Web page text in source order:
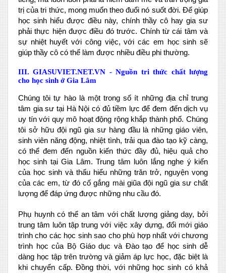
trị của tri thức, mong muốn theo đuổi nó suốt đời. Để giúp
học sinh hiểu được điều này, chính thầy cô hay gia sư
phải thực hiện được điều đó trước. Chính từ cái tâm và
sự nhiệt huyết với công việc, với các em học sinh sẽ
giúp thầy cô có thể làm được nhiều điều phi thường.
III. GIASUVIET.NET.VN - Nguồn tri thức chất lượng
cho học sinh ở Gia Lâm
Chúng tôi tự hào là một trong số ít những địa chỉ trung
tâm gia sư tại Hà Nội có đủ tiềm lực để đem đến dịch vụ
uy tín với quy mô hoạt động rộng khắp thành phố. Chúng
tôi sở hữu đội ngũ gia sư hàng đầu là những giáo viên,
sinh viên năng động, nhiệt tình, trải qua đào tạo kỹ càng,
có thể đem đến nguồn kiến thức đầy đủ, hiệu quả cho
học sinh tại Gia Lâm. Trung tâm luôn lắng nghe ý kiến
của học sinh và thấu hiểu những trăn trở, nguyện vọng
của các em, từ đó cố gắng mài giũa đội ngũ gia sư chất
lượng để đáp ứng được những nhu cầu đó.
Phụ huynh có thể an tâm với chất lượng giảng dạy, bởi
trung tâm luôn tập trung với việc xây dựng, đổi mới giáo
trình cho các học sinh sao cho phù hợp nhất với chương
trình học của Bộ Giáo dục và Đào tạo để học sinh dễ
dàng học tập trên trường và giảm áp lực học, đặc biệt là
khi chuyển cấp. Đồng thời, với những học sinh có khả